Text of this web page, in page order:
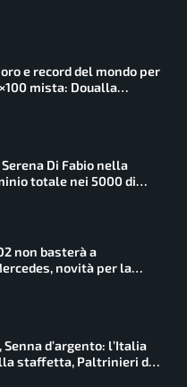
e record del mondo per
mista: Doualla
Di Fabio nella
totale nei 5000 di
non basterà a
novità per la
d’argento: l’Italia
staffetta, Paltrinieri da